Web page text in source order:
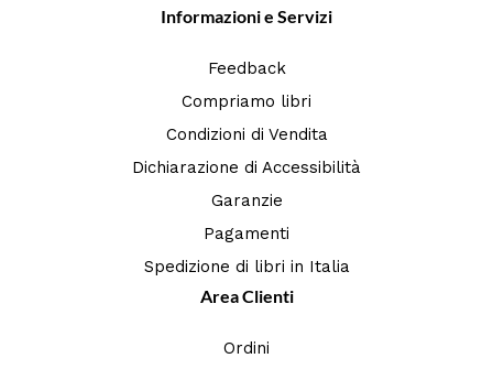
Informazioni e Servizi
Feedback
Compriamo libri
Condizioni di Vendita
Dichiarazione di Accessibilità
Garanzie
Pagamenti
Spedizione di libri in Italia
Area Clienti
Ordini